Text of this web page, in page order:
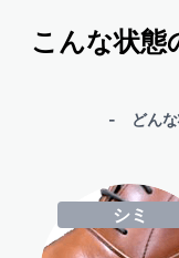
こんな状態
- どんな
シミ